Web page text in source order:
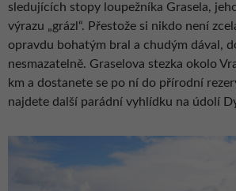
sledujících stopy loupežníka Grasela,
výrazu „grázl“. Přestože si nikdo není
opravdu bohatým bral a chudým dával,
nesmazatelně. Graselova stezka okolo
km a dostanete se po ní do přírodní
najdete další parádní vyhlídku na údolí